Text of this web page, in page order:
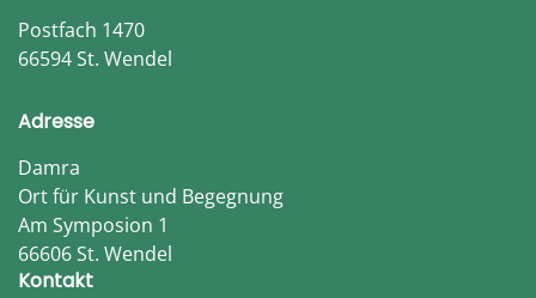
Postfach 1470
66594 St. Wendel
Adresse
Damra
Ort für Kunst und Begegnung
Am Symposion 1
66606 St. Wendel
Kontakt